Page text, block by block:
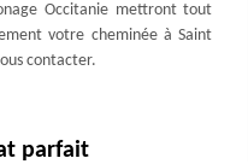
Occitanie mettront tout
votre cheminée à Saint
contacter.
parfait